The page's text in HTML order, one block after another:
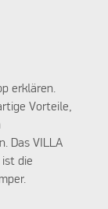
erklären.
Vorteile,
Das VILLA
die